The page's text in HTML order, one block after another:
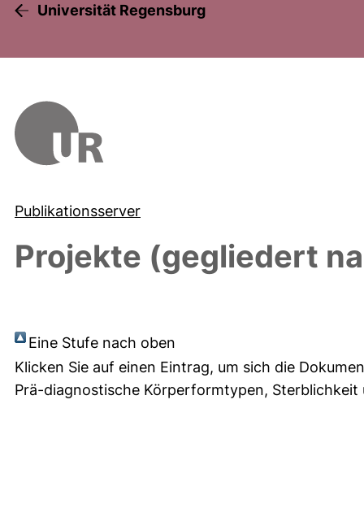
Universität Regensburg
Publikationsserver
Projekte (gegliedert
Eine Stufe nach oben
Klicken Sie auf einen Eintrag, um sich die
Prä-diagnostische Körperformtypen,